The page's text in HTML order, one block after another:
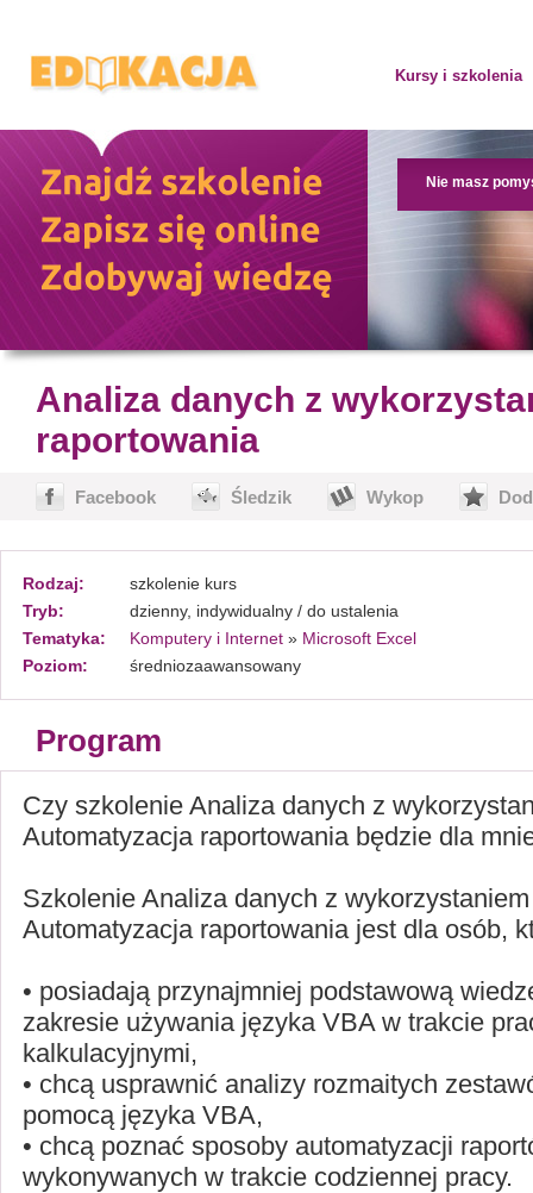
Kursy i szkolenia
Nie masz
Analiza danych z
raportowania
Facebook Śledzik Wykop
Rodzaj:
szkolenie kurs
Tryb:
dzienny, indywidualny / do ustalenia
Tematyka:
Komputery i Internet » Microsoft Excel
Poziom:
średniozaawansowany
Program
Czy szkolenie Analiza danych z
Automatyzacja raportowania będzie dla
Szkolenie Analiza danych z
Automatyzacja raportowania jest dla osób,
• posiadają przynajmniej podstawową
zakresie używania języka VBA w trakcie
kalkulacyjnymi,
• chcą usprawnić analizy rozmaitych
pomocą języka VBA,
• chcą poznać sposoby automatyzacji
wykonywanych w trakcie codziennej pracy.